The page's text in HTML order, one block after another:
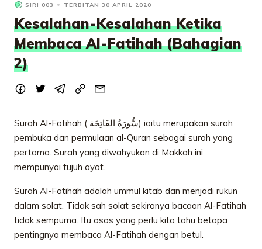
SIRI 003 TERBITAN 30 APRIL 2020
Kesalahan-Kesalahan Ketika
Membaca Al-Fatihah (Bahagian
2)
Surah Al-Fatihah ( سُّورَةُ الفَاتِحَة) iaitu merupakan surah
pembuka dan permulaan al-Quran sebagai surah yang
pertama. Surah yang diwahyukan di Makkah ini
mempunyai tujuh ayat.
Surah Al-Fatihah adalah ummul kitab dan menjadi rukun
dalam solat. Tidak sah solat sekiranya bacaan Al-Fatihah
tidak sempurna. Itu asas yang perlu kita tahu betapa
pentingnya membaca Al-Fatihah dengan betul.